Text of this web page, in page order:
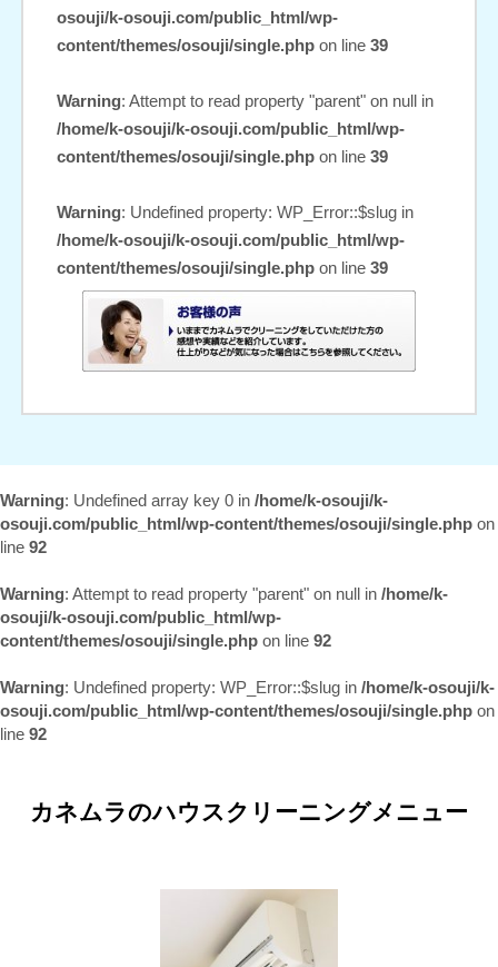
osouji/k-osouji.com/public_html/wp-
content/themes/osouji/single.phpon line 39
Warning: Attempt to read property "parent" on null in
/home/k-osouji/k-osouji.com/public_html/wp-
content/themes/osouji/single.phpon line 39
Warning: Undefined property: WP_Error::$slug in
/home/k-osouji/k-osouji.com/public_html/wp-
content/themes/osouji/single.phpon line 39
Warning: Undefined array key 0 in /home/k-osouji/k-
osouji.com/public_html/wp-content/themes/osouji/single.php on
line 92
Warning: Attempt to read property "parent" on null in /home/k-
osouji/k-osouji.com/public_html/wp-
content/themes/osouji/single.php on line 92
Warning: Undefined property: WP_Error::$slug in /home/k-osouji/k-
osouji.com/public_html/wp-content/themes/osouji/single.php on
line 92
カネムラのハウスクリーニングメニュー